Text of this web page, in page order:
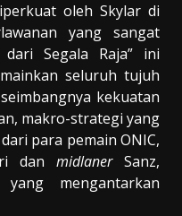
oleh Skylar di
yang sangat
Segala Raja” ini
seluruh tujuh
kekuatan
makro-strategi yang
para pemain ONIC,
dan midlanerSanz,
mengantarkan